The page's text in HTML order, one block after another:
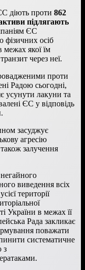
діють проти 862
підлягають
ЄС
фізичних осіб
межах якої їм
через неї.
проти
Радою сьогодні,
усунути лакуни та
ЄС у відповідь
засуджує
агресію
залучення
виведення всіх
території
України в межах її
Рада закликає
поважати
систематичне
з